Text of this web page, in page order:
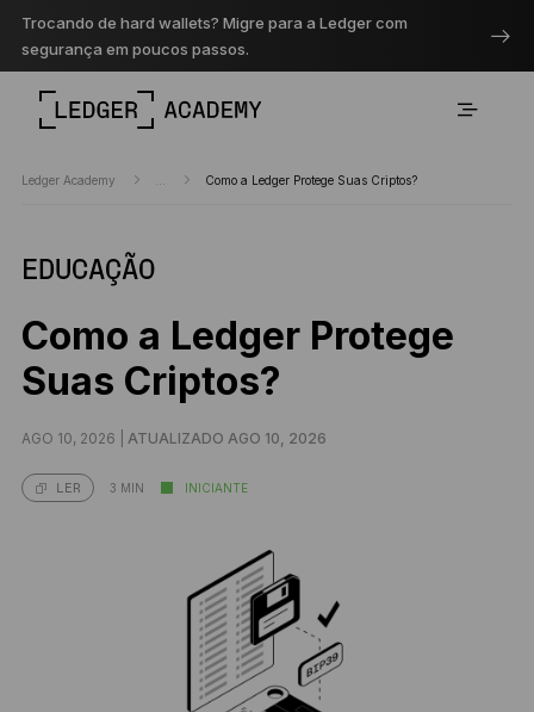
Trocando de hard wallets? Migre para a Ledger com
segurança em poucos passos.
Ledger Academy Como a Ledger Protege Suas Criptos?
EDUCAÇÃO
Como a Ledger Protege
Suas Criptos?
AGO 10, 2026 | ATUALIZADO AGO 10, 2026
LER 3 MIN INICIANTE